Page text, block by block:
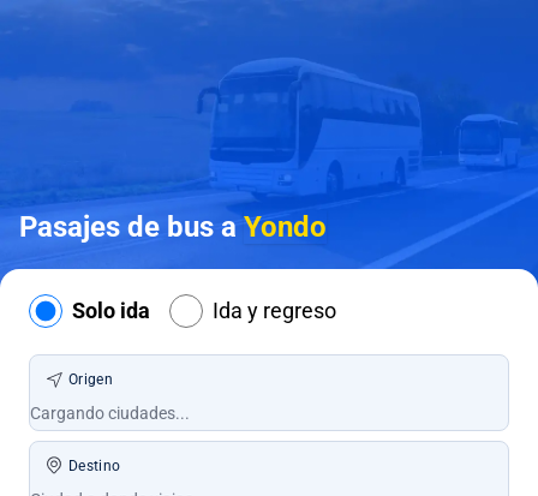
Pasajes de bus aYondo
Solo ida Ida y regreso
Origen
Destino